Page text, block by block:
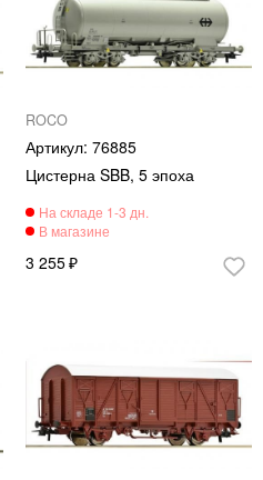
ROCO
76885
Цистерна SBB, 5 эпоха
3 255